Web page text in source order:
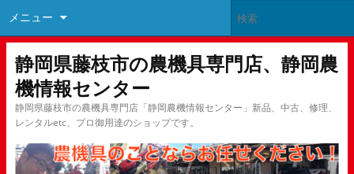
メニュー
静岡県藤枝市の農機具専門店、静岡農
機情報センター
静岡県藤枝市の農機具専門店「静岡農機情報センター」新品、中古、修理、
レンタルetc、プロ御用達のショップです。